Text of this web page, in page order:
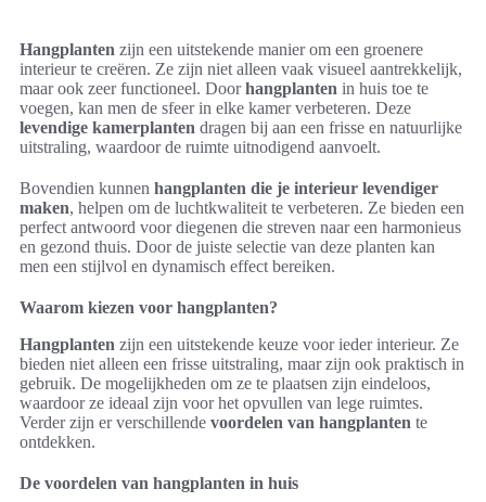
Hangplanten zijn een uitstekende manier om een groenere
interieur te creëren. Ze zijn niet alleen vaak visueel aantrekkelijk,
maar ook zeer functioneel. Doorhangplanten in huis toe te
voegen, kan men de sfeer in elke kamer verbeteren. Deze
levendige kamerplanten dragen bij aan een frisse en natuurlijke
uitstraling, waardoor de ruimte uitnodigend aanvoelt.
Bovendien kunnen hangplanten die je interieur levendiger
maken, helpen om de luchtkwaliteit te verbeteren. Ze bieden een
perfect antwoord voor diegenen die streven naar een harmonieus
en gezond thuis. Door de juiste selectie van deze planten kan
men een stijlvol en dynamisch effect bereiken.
Waarom kiezen voor hangplanten?
Hangplanten zijn een uitstekende keuze voor ieder interieur. Ze
bieden niet alleen een frisse uitstraling, maar zijn ook praktisch in
gebruik. De mogelijkheden om ze te plaatsen zijn eindeloos,
waardoor ze ideaal zijn voor het opvullen van lege ruimtes.
Verder zijn er verschillende voordelen van hangplanten te
ontdekken.
De voordelen van hangplanten in huis